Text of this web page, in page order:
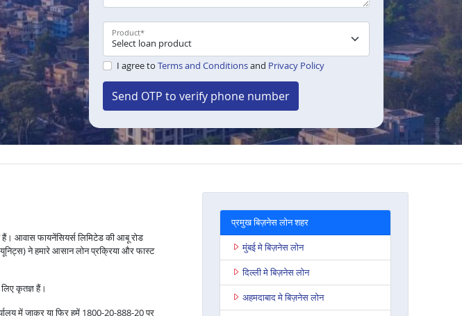
Product*
I agree to Terms and Conditionsand Privacy Policy
Send OTP to verify phone number
आवास फायनेंसियर्स लिमिटेड की आबू रोड
ने हमारे आसान लोन प्रक्रिया और फास्ट
कृतज्ञ हैं।
में जाकर या फिर हमें 1800-20-888-20 पर
प्रमुख बिज़नेस लोन शहर
मुंबई मे बिज़नेस लोन
दिल्ली मे बिज़नेस लोन
अहमदाबाद मे बिज़नेस लोन